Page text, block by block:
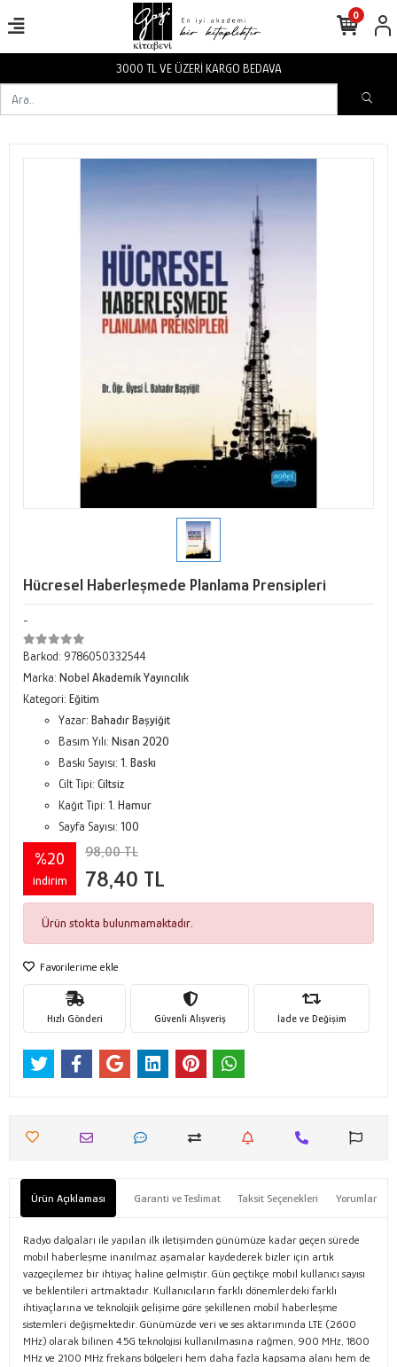
3000 TL VE ÜZERİ KARGO BEDAVA
0
Hücresel Haberleşmede Planlama Prensipleri
-
Barkod: 9786050332544
Marka: Nobel Akademik Yayıncılık
Kategori: Eğitim
Yazar: Bahadır Başyiğit
Basım Yılı: Nisan 2020
Baskı Sayısı: 1. Baskı
Cilt Tipi: Ciltsiz
Kağıt Tipi: 1. Hamur
Sayfa Sayısı: 100
%20
indirim
98,00 TL
78,40 TL
Ürün stokta bulunmamaktadır.
Favorilerime ekle
Hızlı Gönderi Güvenli Alışveriş İade ve Değişim
Ürün Açıklaması Garanti ve Teslimat Taksit Seçenekleri Yorumlar
Radyo dalgaları ile yapılan ilk iletişimden günümüze kadar geçen sürede
mobil haberleşme inanılmaz aşamalar kaydederek bizler için artık
vazgeçilemez bir ihtiyaç haline gelmiştir. Gün geçtikçe mobil kullanıcı sayısı
ve beklentileri artmaktadır. Kullanıcıların farklı dönemlerdeki farklı
ihtiyaçlarına ve teknolojik gelişime göre şekillenen mobil haberleşme
sistemleri değişmektedir. Günümüzde veri ve ses aktarımında LTE (2600
MHz) olarak bilinen 4.5G teknolojisi kullanılmasına rağmen, 900 MHz, 1800
MHz ve 2100 MHz frekans bölgeleri hem daha fazla kapsama alanı hem de